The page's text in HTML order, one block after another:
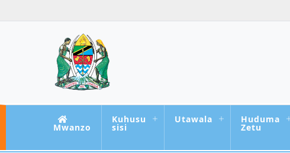
Mwanzo
Kuhusu
sisi
Utawala Huduma
Zetu